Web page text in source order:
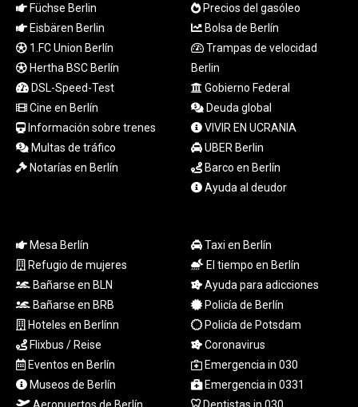
PGK 5.092273
PHP 70.184643
PKR
319.904254
PYG
6851.557409
QAR 4.212107
RON 5.248053
RSD
117.311005
SAR 4.326684
SBD 9.31909
SCR 17.004942
SDG
693.751675
SEK 10.958327
SGD 1.477899
SLE 28.42391
SOS 658.56522
Füchse Berlin
Eisbären Berlin
1.FC Union Berlín
Hertha BSC Berlín
DSL-Speed-Test
Cine en Berlín
Información sobre trenes
Multas de tráfico
Notarías en Berlín
Precios del gasóleo
Bolsa de Berlín
Trampas de velocidad
Berlin
Gobierno Federal
Deuda global
VIVIR EN UCRANIA
UBER Berlin
Barco en Berlín
Ayuda al deudor
Mesa Berlín
Refugio de mujeres
Bañarse en BLN
Bañarse en BRB
Hoteles en Berlínn
Flixbus / Reise
Eventos en Berlín
Museos de Berlín
Taxi en Berlín
El tiempo en Berlín
Ayuda para adicciones
Policía de Berlín
Policía de Potsdam
Coronavirus
Emergencia in 030
Emergencia in 0331